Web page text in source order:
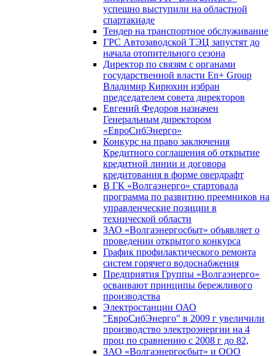
успешно выступили на областной
спартакиаде
Тендер на транспортное обслуживание
ГРС Автозаводской ТЭЦ запустят до
начала отопительного сезона
Директор по связям с органами
государственной власти En+ Group
Владимир Кирюхин избран
председателем совета директоров
Евгений Федоров назначен
Генеральным директором
«ЕвроСибЭнерго»
Конкурс на право заключения
Кредитного соглашения об открытие
кредитной линии и договора
кредитования в форме овердрафт
В ГК «Волгаэнерго» стартовала
программа по развитию преемников на
управленческие позиции в
технической области
ЗАО «Волгаэнергосбыт» объявляет о
проведении открытого конкурса
График профилактического ремонта
систем горячего водоснабжения
Предприятия Группы «Волгаэнерго»
осваивают принципы бережливого
производства
Электростанции ОАО
"ЕвроСибЭнерго" в 2009 г увеличили
производство электроэнергии на 4
проц по сравнению с 2008 г до 82,
ЗАО «Волгаэнергосбыт» и ООО